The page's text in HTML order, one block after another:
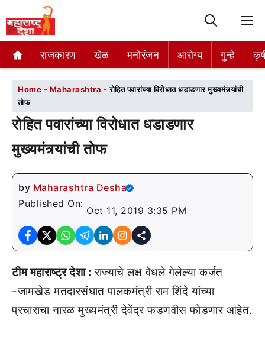
राजकारण खेळ मनोरंजन आरोग्य गुन्हे
राजकारण खेळ मनोरंजन आरोग्य गुन्हे
Home - Maharashtra -रोहित पवारांच्या विरोधात धडाडणार मुख्यमंत्र्यांची
तोफ
रोहित पवारांच्या विरोधात धडाडणार
मुख्यमंत्र्यांची तोफ
by Maharashtra Desha
Published On:
Oct 11, 2019 3:35 PM
टीम महाराष्ट्र देशा :राज्याचे लक्ष वेधले गेलेल्या कर्जत
-जामखेड मतदारसंघात पालकमंत्री राम शिंदे यांच्या
प्रचाराचा नारळ मुख्यमंत्री देवेंद्र फडणवीस फोडणार आहेत.